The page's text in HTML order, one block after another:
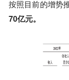
按照目前的增势
70亿元。